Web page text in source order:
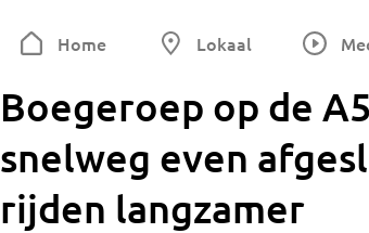
Home Lokaal
Boegeroep op de
snelweg even
rijden langzamer